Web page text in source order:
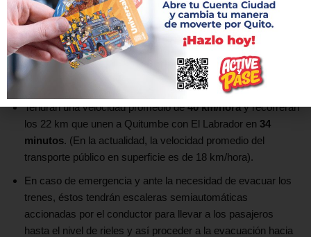
Están diseñados para atender las necesidades depasajeros
con discapacidadal contar con espacios específicos dentro
de los vagones para sillas de ruedas, asientos
preferenciales, avisos sonoros y rampas entre el andén y el
Tendrán una velocidad promedio de40 km/horay recorrerán
los 22 km que unen a Quitumbe con El Labrador en 34
minutos. (En la actualidad, la velocidad promedio del
transporte público en superficie es de 18 km/hora).
En caso de emergencia y ante la necesidad de evacuar los
trenes, éstos tendrán escaleras semiautomáticas
accionadas por el conductor para llevar a los pasajeros
hasta el nivel de rieles y así proceder a la evacuación hacia